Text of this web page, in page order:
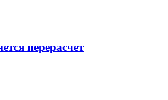
перерасчет